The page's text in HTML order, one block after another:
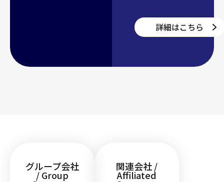
詳細はこちら
グループ会社
/ Group
関連会社 /
Affiliated